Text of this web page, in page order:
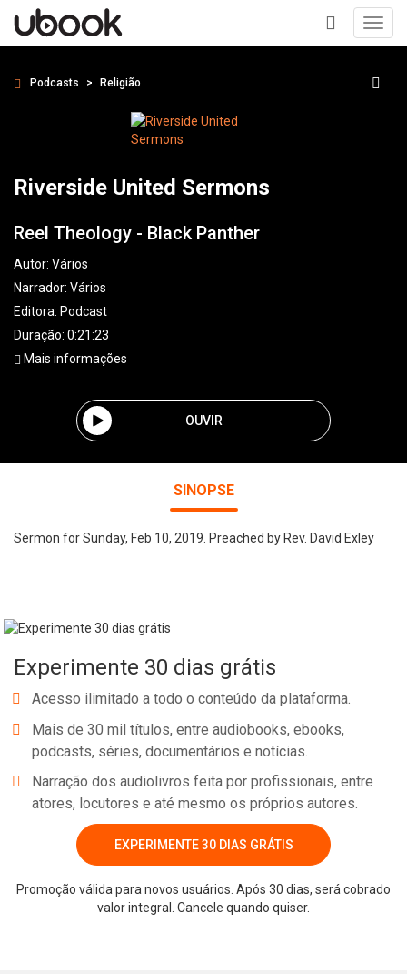
+
Podcasts Religião
Riverside United Sermons
Reel Theology - Black Panther
Autor: Vários
Narrador: Vários
Editora: Podcast
Duração: 0:21:23
Mais informações
OUVIR
SINOPSE
Sermon for Sunday, Feb 10, 2019. Preached by Rev. David Exley
Experimente 30 dias grátis
Acesso ilimitado a todo o conteúdo da plataforma.
Mais de 30 mil títulos, entre audiobooks, ebooks,
podcasts, séries, documentários e notícias.
Narração dos audiolivros feita por profissionais, entre
atores, locutores e até mesmo os próprios autores.
EXPERIMENTE 30 DIAS GRÁTIS
Promoção válida para novos usuários. Após 30 dias, será cobrado
valor integral. Cancele quando quiser.